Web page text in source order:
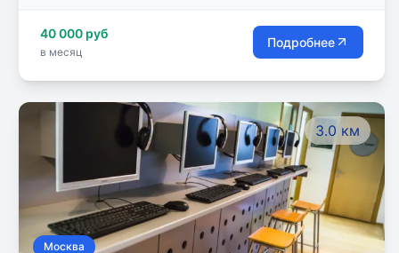
40 000 руб
в месяц
Подробнее
3.0 км
Москва